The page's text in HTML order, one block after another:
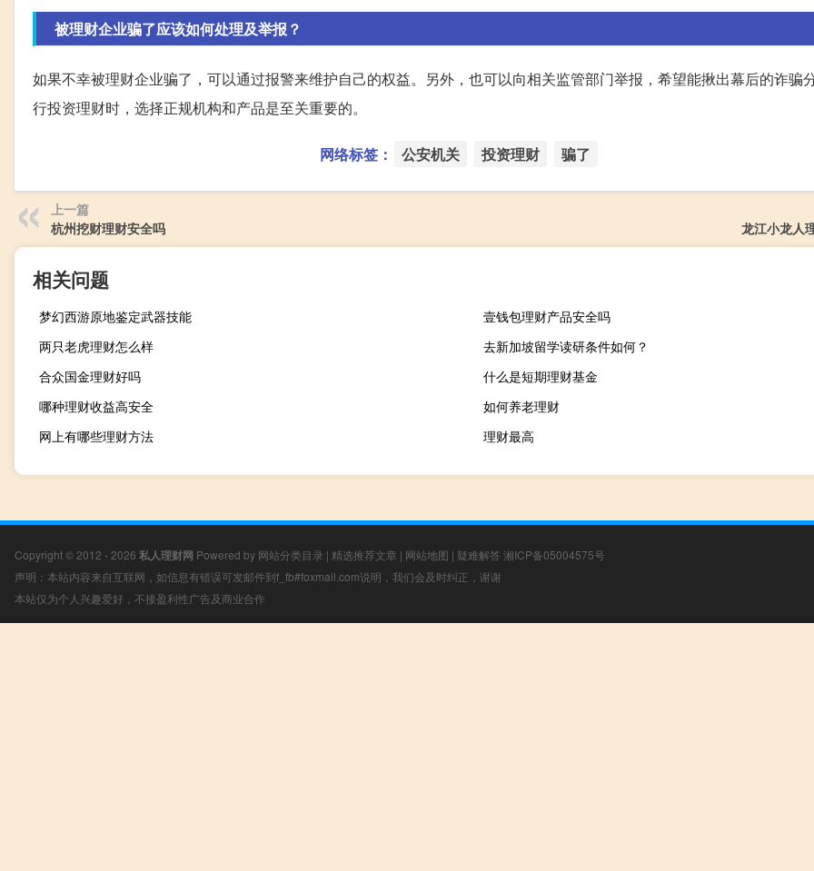
被理财企业骗了应该如何处理及举报？
如果不幸被理财企业骗了，可以通过报警来维护自己的权益。另外，也可以向相关监管部门举报，希望能揪出幕后的诈骗
行投资理财时，选择正规机构和产品是至关重要的。
网络标签： 公安机关 投资理财 骗了
上一篇
杭州挖财理财安全吗
龙江小龙人
相关问题
梦幻西游原地鉴定武器技能
壹钱包理财产品安全吗
两只老虎理财怎么样
去新加坡留学读研条件如何？
合众国金理财好吗
什么是短期理财基金
哪种理财收益高安全
如何养老理财
网上有哪些理财方法
理财最高
Copyright © 2012 - 2026 私人理财网 Powered by 网站分类目录 | 精选推荐文章 | 网站地图 | 疑难解答 湘ICP备05004575号
声明：本站内容来自互联网，如信息有错误可发邮件到f_fb#foxmail.com说明，我们会及时纠正，谢谢
本站仅为个人兴趣爱好，不接盈利性广告及商业合作